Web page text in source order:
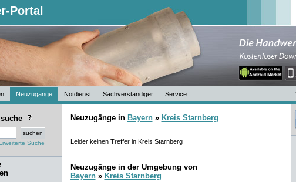
Portal
Neuzugänge Notdienst Sachverständiger Service
Suche
Neuzugänge in Bayern» Kreis Starnberg
Leider keinen Treffer in Kreis Starnberg
Neuzugänge in der Umgebung von
Bayern» Kreis Starnberg